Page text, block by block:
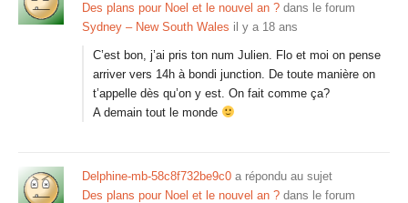
Des plans pour Noel et le nouvel an ? dans le forum
Sydney – New South Wales il y a 18 ans
C’est bon, j’ai pris ton num Julien. Flo et moi on pense
arriver vers 14h à bondi junction. De toute manière on
t’appelle dès qu’on y est. On fait comme ça?
A demain tout le monde
Delphine-mb-58c8f732be9c0 a répondu au sujet
Des plans pour Noel et le nouvel an ? dans le forum